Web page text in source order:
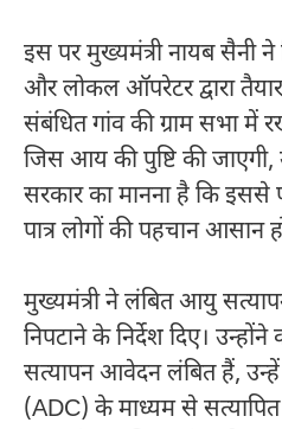
इस पर मुख्यमंत्री नायब सैनी ने
और लोकल ऑपरेटर द्वारा
संबंधित गांव की ग्राम सभा में
जिस आय की पुष्टि की जाएगी,
सरकार का मानना है कि इससे
पात्र लोगों की पहचान आसान
मुख्यमंत्री ने लंबित आयु
निपटाने के निर्देश दिए।
सत्यापन आवेदन लंबित हैं, उन्हें
(ADC) के माध्यम से